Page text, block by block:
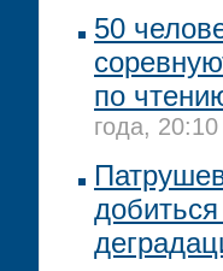
50
по
года, 20:10